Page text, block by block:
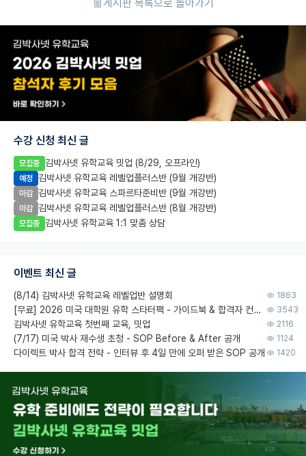
게시판 목록으로 돌아가기
수강 신청 최신 글
모집중 김박사넷 유학교육 밋업 (8/29, 오프라인)
예정 김박사넷 유학교육 레벨업플러스반 (9월 개강반)
마감 김박사넷 유학교육 스파르타준비반 (9월 개강반)
마감 김박사넷 유학교육 레벨업플러스반 (8월 개강반)
모집중 김박사넷 유학교육 1:1 맞춤 상담
이벤트 최신 글
(8/14) 김박사넷 유학교육 레벨업반 설명회 1863
[무료] 2026 미국 대학원 유학 스타터팩 - 가이드북 & 합격자 컨택메일 템플릿 3543
김박사넷 유학교육 첫번째 교육, 밋업 2116
(7/17) 미국 박사 재수생 초청 - SOP Before & After 공개 1124
다이렉트 박사 합격 전략 - 인터뷰 후 4일 만에 오퍼 받은 SOP 공개 1420